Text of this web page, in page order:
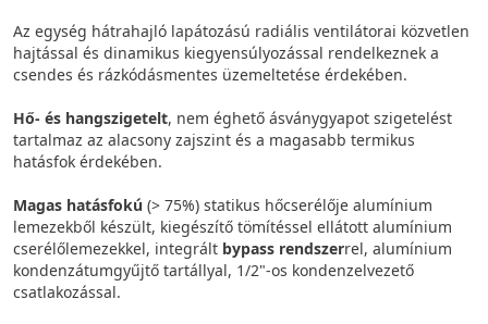
Az egység hátrahajló lapátozású radiális ventilátorai közvetlen
hajtással és dinamikus kiegyensúlyozással rendelkeznek a
csendes és rázkódásmentes üzemeltetése érdekében.
Hő- és hangszigetelt, nem éghető ásványgyapot szigetelést
tartalmaz az alacsony zajszint és a magasabb termikus
hatásfok érdekében.
Magas hatásfokú (> 75%) statikus hőcserélője alumínium
lemezekből készült, kiegészítő tömítéssel ellátott alumínium
cserélőlemezekkel, integrált bypass rendszerrel, alumínium
kondenzátumgyűjtő tartállyal, 1/2"-os kondenzelvezető
csatlakozással.